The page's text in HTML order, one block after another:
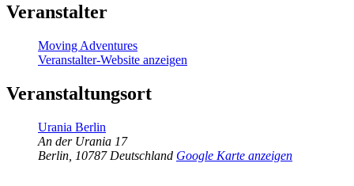
Veranstalter
Moving Adventures
Veranstalter-Website anzeigen
Veranstaltungsort
Urania Berlin
An der Urania 17
Berlin 10787 Deutschland Google Karte anzeigen